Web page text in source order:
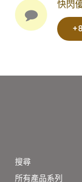
快閃
搜尋
所有產品系列